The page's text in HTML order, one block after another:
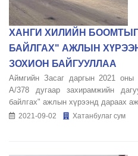
ХАНГИ ХИЛИЙН
БАЙЛГАХ" АЖЛЫН
ЗОХИОН БАЙГУУЛЛАА
Аймгийн Засаг даргын 2021
А/378 дугаар захирамжийн
байлгах" ажлын хүрээнд дараах
2021-09-02 Хатанбулаг сум